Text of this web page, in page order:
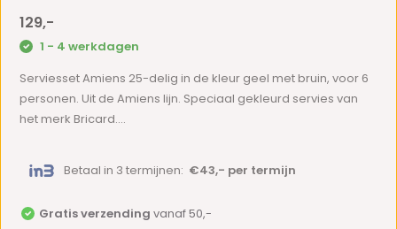
129,-
1 - 4 werkdagen
Serviesset Amiens 25-delig in de kleur geel met bruin, voor 6
personen. Uit de Amiens lijn. Speciaal gekleurd servies van
het merk Bricard....
Betaal in 3 termijnen: €43,- per termijn
Gratis verzending vanaf 50,-